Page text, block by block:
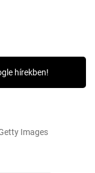
hírekben!
Images